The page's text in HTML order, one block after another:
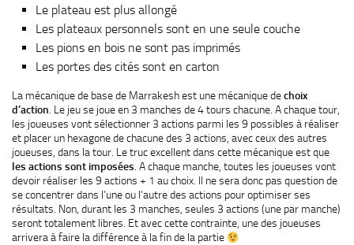
Le plateau est plus allongé
Les plateaux personnels sont en une seule couche
Les pions en bois ne sont pas imprimés
Les portes des cités sont en carton
La mécanique de base de Marrakesh est une mécanique dechoix
d’action. Le jeu se joue en 3 manches de 4 tours chacune. A chaque tour,
les joueuses vont sélectionner 3 actions parmi les 9 possibles à réaliser
et placer un hexagone de chacune des 3 actions, avec ceux des autres
joueuses, dans la tour. Le truc excellent dans cette mécanique est que
les actions sont imposées. A chaque manche, toutes les joueuses vont
devoir réaliser les 9 actions + 1 au choix. Il ne sera donc pas question de
se concentrer dans l’une ou l’autre des actions pour optimiser ses
résultats. Non, durant les 3 manches, seules 3 actions (une par manche)
seront totalement libres. Et avec cette contrainte, une des joueuses
arrivera à faire la différence à la fin de la partie